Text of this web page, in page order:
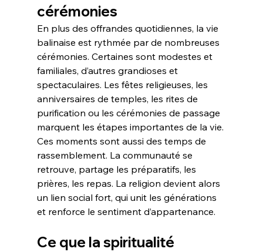
cérémonies
En plus des offrandes quotidiennes, la vie
balinaise est rythmée par de nombreuses
cérémonies. Certaines sont modestes et
familiales, d’autres grandioses et
spectaculaires. Les fêtes religieuses, les
anniversaires de temples, les rites de
purification ou les cérémonies de passage
marquent les étapes importantes de la vie.
Ces moments sont aussi des temps de
rassemblement. La communauté se
retrouve, partage les préparatifs, les
prières, les repas. La religion devient alors
un lien social fort, qui unit les générations
et renforce le sentiment d’appartenance.
Ce que la spiritualité